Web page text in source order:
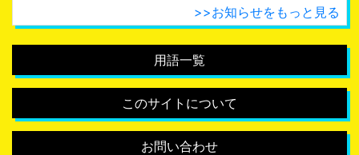
>>お知らせをもっと見る
用語一覧
このサイトについて
お問い合わせ